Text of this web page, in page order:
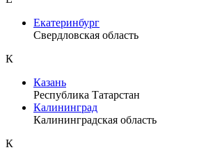
Екатеринбург
Свердловская область
К
Казань
Республика Татарстан
Калининград
Калининградская область
К